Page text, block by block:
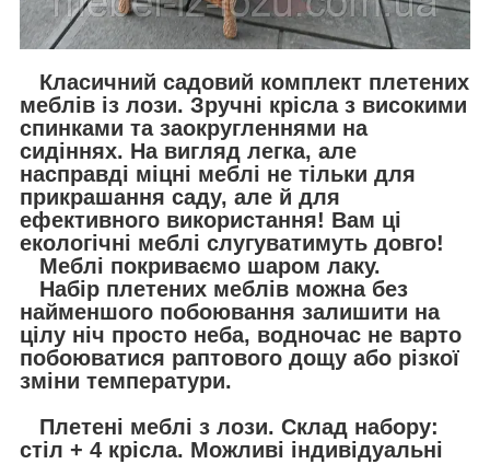
Класичний садовий комплект плетених
меблів із лози. Зручні крісла з високими
спинками та заокругленнями на
сидіннях. На вигляд легка, але
насправді міцні меблі не тільки для
прикрашання саду, але й для
ефективного використання! Вам ці
екологічні меблі слугуватимуть довго!
Меблі покриваємо шаром лаку.
Набір плетених меблів можна без
найменшого побоювання залишити на
цілу ніч просто неба, водночас не варто
побоюватися раптового дощу або різкої
зміни температури.
Плетені меблі з лози. Склад набору:
стіл + 4 крісла. Можливі індивідуальні